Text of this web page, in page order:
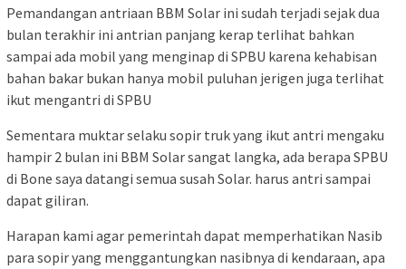
Pemandangan antriaan BBM Solar ini sudah terjadi sejak dua
bulan terakhir ini antrian panjang kerap terlihat bahkan
sampai ada mobil yang menginap di SPBU karena kehabisan
bahan bakar bukan hanya mobil puluhan jerigen juga terlihat
ikut mengantri di SPBU
Sementara muktar selaku sopir truk yang ikut antri mengaku
hampir 2 bulan ini BBM Solar sangat langka, ada berapa SPBU
di Bone saya datangi semua susah Solar. harus antri sampai
dapat giliran.
Harapan kami agar pemerintah dapat memperhatikan Nasib
para sopir yang menggantungkan nasibnya di kendaraan, apa